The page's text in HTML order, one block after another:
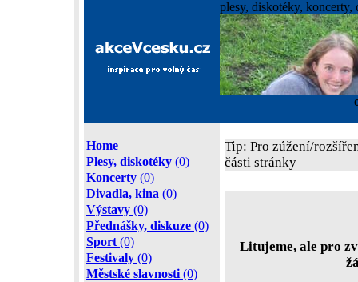
plesy, diskotéky,
Home
Plesy, diskotéky (0)
Koncerty (0)
Divadla, kina (0)
Výstavy (0)
Přednášky, diskuze (0)
Sport (0)
Festivaly (0)
Městské slavnosti (0)
Tip: Pro zúžení/
části stránky
Litujeme, ale pro